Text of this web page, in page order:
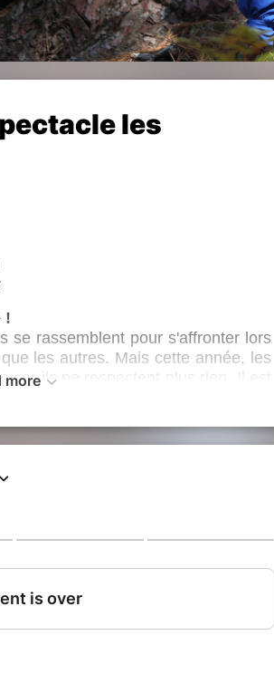
les
!
se rassemblent pour s'affronter lors
les autres. Mais cette année, les
car ils ne respectent plus rien. Il est
du Festival Nuits des Forêts, une
de chez vous, et à rencontrer
à découvrir autrement les Espaces
more